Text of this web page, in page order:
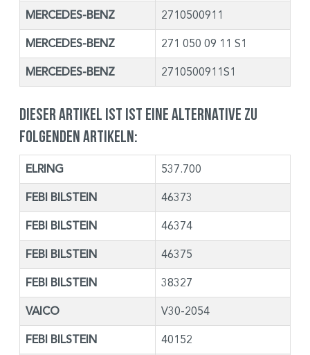
MERCEDES-BENZ 2710500911
MERCEDES-BENZ 271 050 09 11 S1
MERCEDES-BENZ 2710500911S1
Dieser Artikel ist ist eine Alternative zu
folgenden Artikeln:
ELRING 537.700
FEBI BILSTEIN 46373
FEBI BILSTEIN 46374
FEBI BILSTEIN 46375
FEBI BILSTEIN 38327
VAICO V30-2054
FEBI BILSTEIN 40152